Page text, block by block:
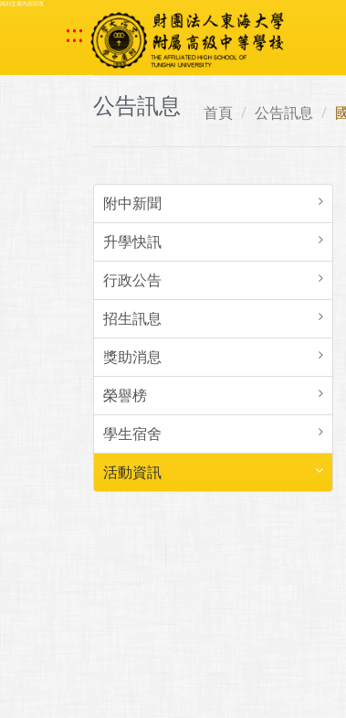
跳到主要內容區塊
:::
公告訊息 首頁 公告訊息
附中新聞
升學快訊
行政公告
招生訊息
獎助消息
榮譽榜
學生宿舍
活動資訊